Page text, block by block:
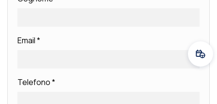
Email*
Telefono*